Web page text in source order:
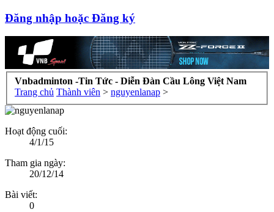
Đăng nhập hoặc Đăng ký
Vnbadminton -Tin Tức - Diễn Đàn Cầu Lông Việt Nam
Trang chủ Thành viên > nguyenlanap >
Hoạt động cuối:
4/1/15
Tham gia ngày:
20/12/14
Bài viết:
0